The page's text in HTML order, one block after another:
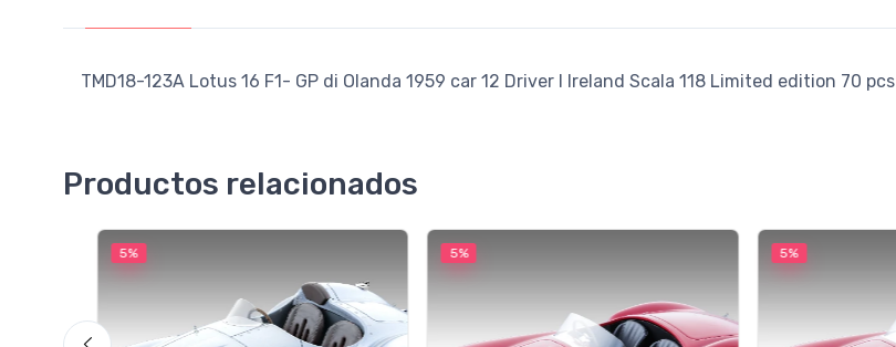
TMD18-123A Lotus 16 F1- GP di Olanda 1959 car 12 Driver I Ireland Scala 118 Limited edition 70 pcs
Productos relacionados
5% 5% 5%